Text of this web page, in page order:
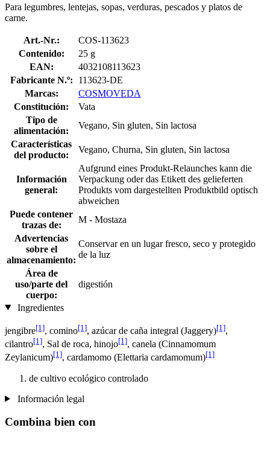
Para legumbres, lentejas, sopas, verduras, pescados y platos de
carne.
Art.-Nr.:
COS-113623
Contenido:
25 g
EAN:
4032108113623
Fabricante N.º:
113623-DE
Marcas:
COSMOVEDA
Constitución:
Vata
Tipo de
alimentación:
Vegano, Sin gluten, Sin lactosa
Características
del producto:
Vegano, Churna, Sin gluten, Sin lactosa
Información
general:
Aufgrund eines Produkt-Relaunches kann die
Verpackung oder das Etikett des gelieferten
Produkts vom dargestellten Produktbild optisch
abweichen
Puede contener
trazas de:
M - Mostaza
Advertencias
sobre el
almacenamiento:
Conservar en un lugar fresco, seco y protegido
de la luz
Área de
uso/parte del
cuerpo:
digestión
Ingredientes
jengibre[1], comino[1], azúcar de caña integral (Jaggery)[1],
cilantro[1], Sal de roca, hinojo[1], canela (Cinnamomum
Zeylanicum)[1], cardamomo (Elettaria cardamomum)[1]
de cultivo ecológico controlado
Información legal
Combina bien con